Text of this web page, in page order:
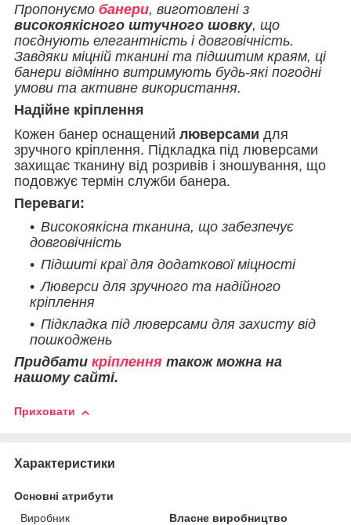
Пропонуємо банери, виготовлені з
високоякісного штучного шовку, що
поєднують елегантність і довговічність.
Завдяки міцній тканині та підшитим краям, ці
банери відмінно витримують будь-які погодні
умови та активне використання.
Надійне кріплення
Кожен банер оснащений люверсами для
зручного кріплення. Підкладка під люверсами
захищає тканину від розривів і зношування, що
подовжує термін служби банера.
Переваги:
Високоякісна тканина, що забезпечує
довговічність
Підшиті краї для додаткової міцності
Люверси для зручного та надійного
кріплення
Підкладка під люверсами для захисту від
пошкоджень
Придбати кріплення також можна на
нашому сайті.
Приховати
Характеристики
Основні атрибути
Виробник
Власне виробництво